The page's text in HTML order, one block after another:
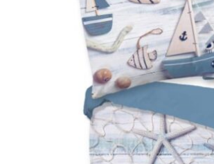
Hoofdkussens
Matrasbeschermers
Grijs
Bruin
Creme
Roze
Paars